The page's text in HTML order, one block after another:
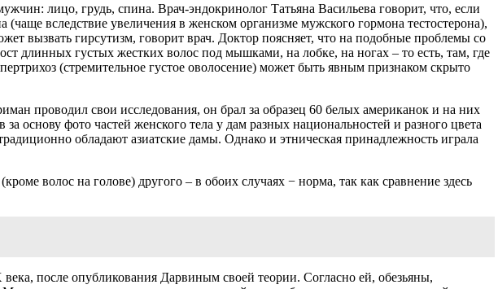
лицо, грудь, спина. Врач-эндокринолог Татьяна Васильева говорит, что, если
вследствие увеличения в женском организме мужского гормона тестостерона),
вызвать гирсутизм, говорит врач. Доктор поясняет, что на подобные проблемы со
длинных густых жестких волос под мышками, на лобке, на ногах – то есть, там, где
(стремительное густое оволосение) может быть явным признаком скрыто
проводил свои исследования, он брал за образец 60 белых американок и на них
фото частей женского тела у дам разных национальностей и разного цвета
обладают азиатские дамы. Однако и этническая принадлежность играла
волос на голове) другого – в обоих случаях − норма, так как сравнение здесь
после опубликования Дарвиным своей теории. Согласно ей, обезьяны,